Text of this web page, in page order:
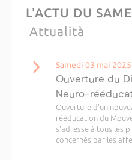
L'ACTU DU
Attualità
Samedi 03 mai
Ouverture du
Neuro-
Ouverture d'un
rééducation du
s'adresse à tous les
concernés par les